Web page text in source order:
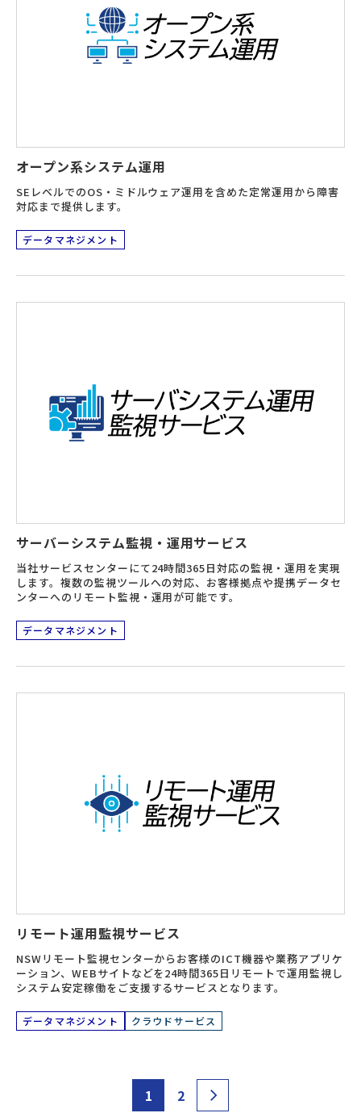
オープン系システム運用
SEレベルでのOS・ミドルウェア運用を含めた定常運用から障害
対応まで提供します。
データマネジメント
サーバーシステム監視・運用サービス
当社サービスセンターにて24時間365日対応の監視・運用を実現
します。複数の監視ツールへの対応、お客様拠点や提携データセ
ンターへのリモート監視・運用が可能です。
データマネジメント
リモート運用監視サービス
NSWリモート監視センターからお客様のICT機器や業務アプリケ
ーション、WEBサイトなどを24時間365日リモートで運用監視し
システム安定稼働をご支援するサービスとなります。
データマネジメント クラウドサービス
1 2